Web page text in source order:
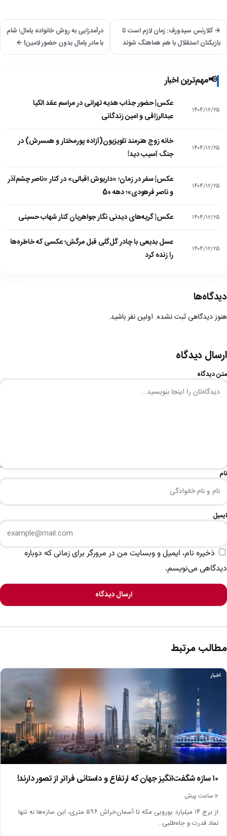
→ کلارنس سیدورف: زمان لازم است تا
بازیکنان استقلال با هم هماهنگ شوند
درآمدزایی به روش خانواده یامال؛ شام
با مادر یامال بدون حضور لامین! ←
📢مهم‌ترین اخبار
۱۴۰۴/۱۲/۲۵
عکس| حضور جذاب هدیه تهرانی در مراسم عقد الکیا
عبدالرزاقی و امین زندگانی
۱۴۰۴/۱۲/۲۵
خانه زوج هنرمند تلویزیون(آزاده پورمختار و همسرش) در
جنگ آسیب دید!
۱۴۰۴/۱۲/۲۵
عکس| سفر در زمان؛ «داریوش اقبالی» در کنار «ناصر چشم‌آذر
و ناصر فرهودی»؛ دهه 50
۱۴۰۴/۱۲/۲۵ عکس| گریه‌های دیدنی نگار جواهریان کنار شهاب حسینی
۱۴۰۴/۱۲/۲۵
عسل بدیعی با چادر گل‌گلی قبل مرگش؛ عکسی که خاطره‌ها
را زنده کرد
دیدگاه‌ها
هنوز دیدگاهی ثبت نشده. اولین نفر باشید.
ارسال دیدگاه
متن دیدگاه
نام
ایمیل
ذخیره نام، ایمیل و وبسایت من در مرورگر برای زمانی که دوباره
دیدگاهی می‌نویسم.
ارسال دیدگاه
مطالب مرتبط
اخبار
۱۰ سازه شگفت‌انگیز جهان که ارتفاع و داستانی فراتر از تصور دارند!
2 ساعت پیش
از برج ۱۴ میلیارد یورویی مکه تا آسمان‌خراش ۵۹۶ متری، این سازه‌ها نه تنها
نماد قدرت و جاه‌طلبی…